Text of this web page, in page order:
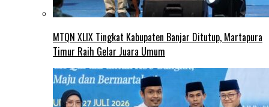
MTQN XLIX Tingkat Kabupaten Banjar Ditutup, Martapura
Timur Raih Gelar Juara Umum